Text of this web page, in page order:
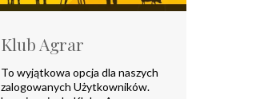
Klub Agrar
To wyjątkowa opcja dla naszych
zalogowanych Użytkowników.